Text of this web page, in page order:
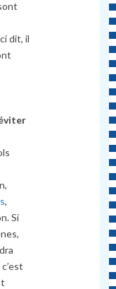
dit, il
,
Si